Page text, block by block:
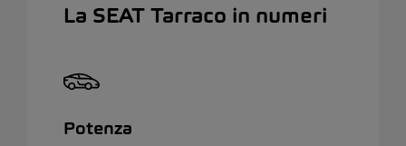
La SEAT Tarraco in numeri
Potenza